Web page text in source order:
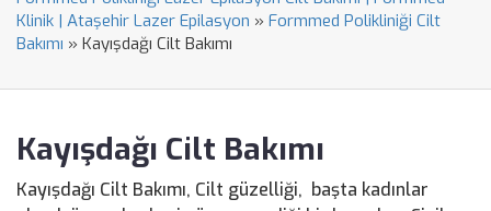
Klinik | Ataşehir Lazer Epilasyon » Formmed Polikliniği Cilt
Bakımı » Kayışdağı Cilt Bakımı
Kayışdağı Cilt Bakımı
Kayışdağı Cilt Bakımı, Cilt güzelliği, başta kadınlar